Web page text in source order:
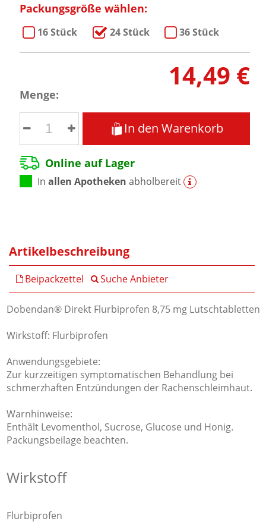
Packungsgröße wählen:
16 Stück 24 Stück 36 Stück
14,49 €
Menge:
In den Warenkorb
Online auf Lager
Inallen Apotheken abholbereit
Artikelbeschreibung
Beipackzettel Suche Anbieter
Dobendan® Direkt Flurbiprofen 8,75 mg Lutschtabletten
Wirkstoff: Flurbiprofen
Anwendungsgebiete:
Zur kurzzeitigen symptomatischen Behandlung bei
schmerzhaften Entzündungen der Rachenschleimhaut.
Warnhinweise:
Enthält Levomenthol, Sucrose, Glucose und Honig.
Packungsbeilage beachten.
Wirkstoff
Flurbiprofen